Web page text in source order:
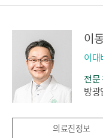
이
이대
전문
방광
의료진정보